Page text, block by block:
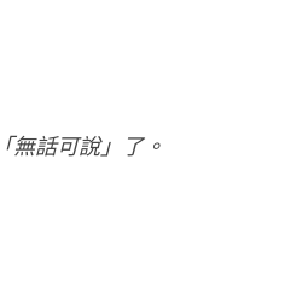
無話可說」了。